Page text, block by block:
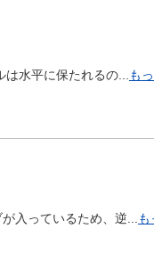
水平に保たれるの... も
入っているため、逆...